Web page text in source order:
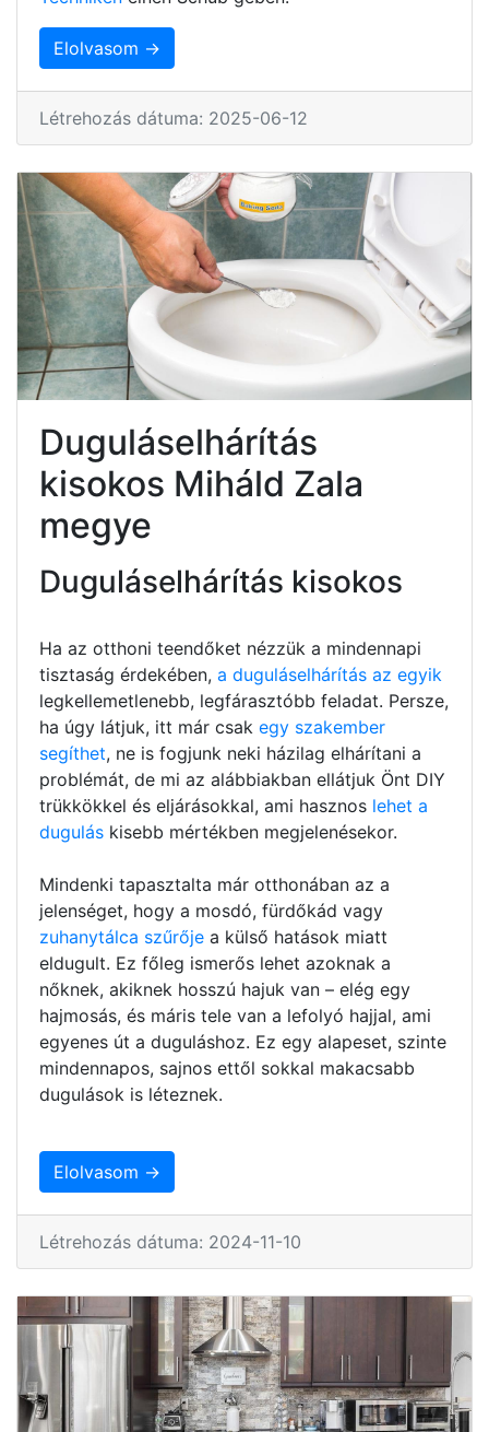
Elolvasom →
Létrehozás dátuma: 2025-06-12
Duguláselhárítás
kisokos Miháld Zala
megye
Duguláselhárítás kisokos
Ha az otthoni teendőket nézzük a mindennapi
tisztaság érdekében, a duguláselhárítás az egyik
legkellemetlenebb, legfárasztóbb feladat. Persze,
ha úgy látjuk, itt már csak egy szakember
segíthet, ne is fogjunk neki házilag elhárítani a
problémát, de mi az alábbiakban ellátjuk Önt DIY
trükkökkel és eljárásokkal, ami hasznos lehet a
dugulás kisebb mértékben megjelenésekor.
Mindenki tapasztalta már otthonában az a
jelenséget, hogy a mosdó, fürdőkád vagy
zuhanytálca szűrője a külső hatások miatt
eldugult. Ez főleg ismerős lehet azoknak a
nőknek, akiknek hosszú hajuk van – elég egy
hajmosás, és máris tele van a lefolyó hajjal, ami
egyenes út a duguláshoz. Ez egy alapeset, szinte
mindennapos, sajnos ettől sokkal makacsabb
dugulások is léteznek.
Elolvasom →
Létrehozás dátuma: 2024-11-10